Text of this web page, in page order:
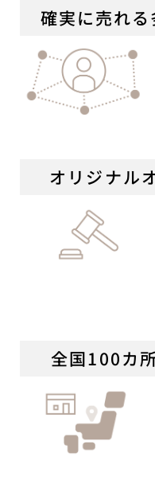
確実に売れ
オリジナル
全国100カ